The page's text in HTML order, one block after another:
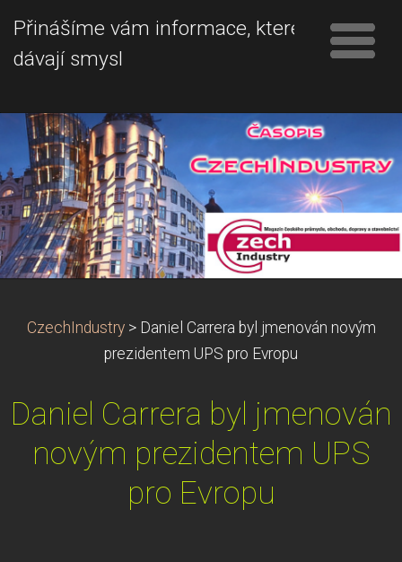
Přinášíme vám informace, které
dávají smysl
CzechIndustry > Daniel Carrera byl jmenován novým
prezidentem UPS pro Evropu
Daniel Carrera byl jmenován
novým prezidentem UPS
pro Evropu